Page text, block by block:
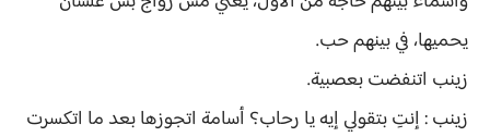
يحميها، في بينهم حب.
زينب اتنفضت بعصبية.
زينب : إنتِ بتقولي إيه يا رحاب؟ أسامة اتجوزها بعد ما اتكسرت